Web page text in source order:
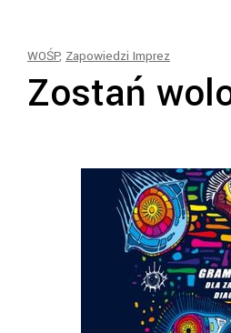
WOŚP, Zapowiedzi Imprez
Zostań